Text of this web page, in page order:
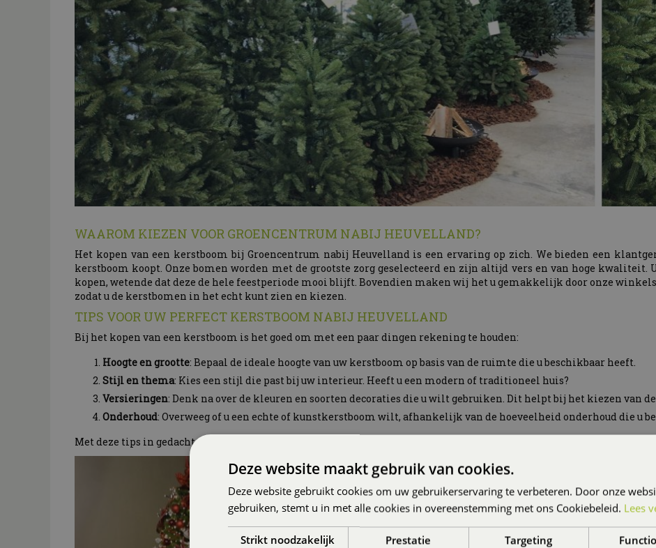
WAAROM KIEZEN VOOR GROENCENTRUM NABIJ HEUVELLAND?
Het kopen van een kerstboom bij Groencentrum nabij Heuvelland is een ervaring op zich. We bieden een
kerstboom koopt. Onze bomen worden met de grootste zorg geselecteerd en zijn altijd vers en van hoge kwaliteit.
kopen, wetende dat deze de hele feestperiode mooi blijft. Bovendien maken wij het u gemakkelijk door onze
zodat u de kerstbomen in het echt kunt zien en kiezen.
TIPS VOOR UW PERFECT KERSTBOOM NABIJ HEUVELLAND
Bij het kopen van een kerstboom is het goed om met een paar dingen rekening te houden:
Hoogte en grootte: Bepaal de ideale hoogte van uw kerstboom op basis van de ruimte die u beschikbaar heeft.
Stijl en thema: Kies een stijl die past bij uw interieur. Heeft u een modern of traditioneel huis?
Versieringen: Denk na over de kleuren en soorten decoraties die u wilt gebruiken. Dit helpt bij het kiezen van
Onderhoud: Overweeg of u een echte of kunstkerstboom wilt, afhankelijk van de hoeveelheid onderhoud die u
Met deze tips in gedachten bent u goed voorbereid om de perfecte kerstboom te kopen bij Groencentrum nabij
Deze website maakt gebruik van cookies.
Deze website gebruikt cookies om uw gebruikerservaring te verbeteren. Door onze
gebruiken, stemt u in met alle cookies in overeenstemming met ons Cookiebeleid. Lees
Strikt noodzakelijk Prestatie Targeting